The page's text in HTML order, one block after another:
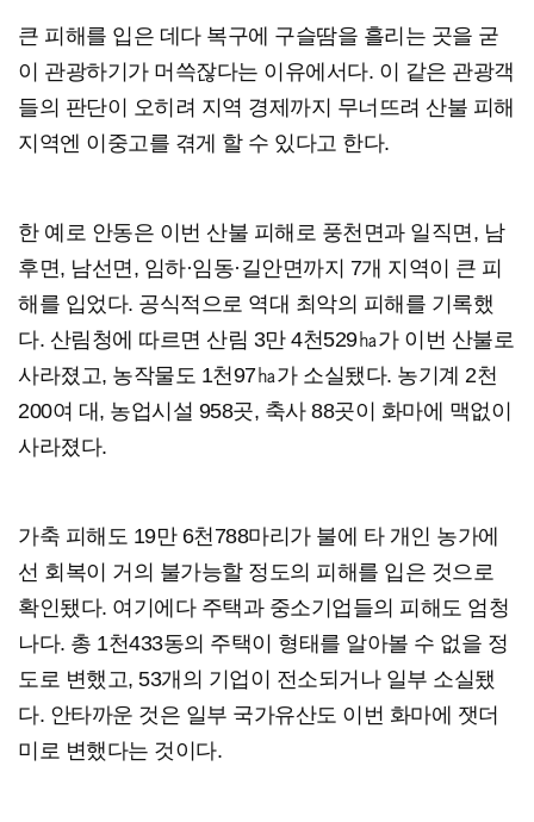
큰 피해를 입은 데다 복구에 구슬땀을 흘리는 곳을 굳
이 관광하기가 머쓱잖다는 이유에서다. 이 같은 관광객
들의 판단이 오히려 지역 경제까지 무너뜨려 산불 피해
지역엔 이중고를 겪게 할 수 있다고 한다.
한 예로 안동은 이번 산불 피해로 풍천면과 일직면, 남
후면, 남선면, 임하·임동·길안면까지 7개 지역이 큰 피
해를 입었다. 공식적으로 역대 최악의 피해를 기록했
다. 산림청에 따르면 산림 3만 4천529㏊가 이번 산불로
사라졌고, 농작물도 1천97㏊가 소실됐다. 농기계 2천
200여 대, 농업시설 958곳, 축사 88곳이 화마에 맥없이
사라졌다.
가축 피해도 19만 6천788마리가 불에 타 개인 농가에
선 회복이 거의 불가능할 정도의 피해를 입은 것으로
확인됐다. 여기에다 주택과 중소기업들의 피해도 엄청
나다. 총 1천433동의 주택이 형태를 알아볼 수 없을 정
도로 변했고, 53개의 기업이 전소되거나 일부 소실됐
다. 안타까운 것은 일부 국가유산도 이번 화마에 잿더
미로 변했다는 것이다.